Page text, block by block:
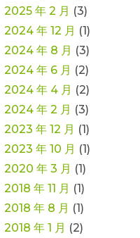
2025 年 2 月 (3)
2024 年 12 月 (1)
2024 年 8 月 (3)
2024 年 6 月 (2)
2024 年 4 月 (2)
2024 年 2 月 (3)
2023 年 12 月 (1)
2023 年 10 月 (1)
2020 年 3 月 (1)
2018 年 11 月 (1)
2018 年 8 月 (1)
2018 年 1 月 (2)